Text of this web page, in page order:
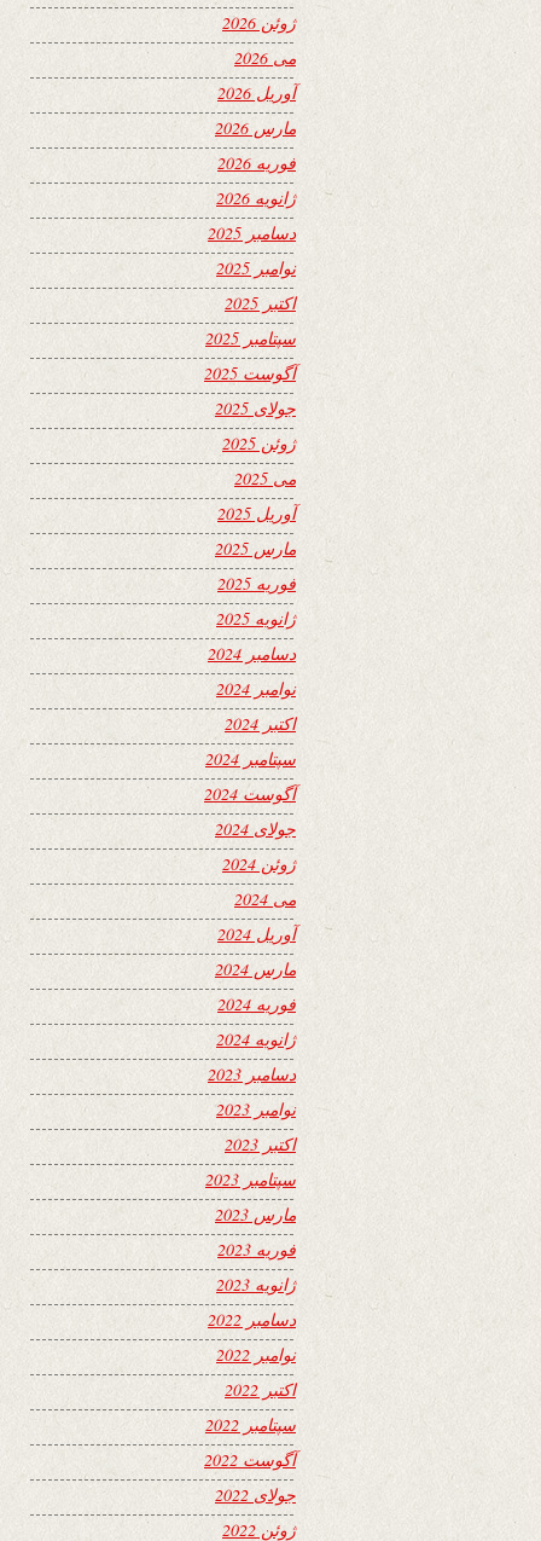
ژوئن 2026
می 2026
آوریل 2026
مارس 2026
فوریه 2026
ژانویه 2026
دسامبر 2025
نوامبر 2025
اکتبر 2025
سپتامبر 2025
آگوست 2025
جولای 2025
ژوئن 2025
می 2025
آوریل 2025
مارس 2025
فوریه 2025
ژانویه 2025
دسامبر 2024
نوامبر 2024
اکتبر 2024
سپتامبر 2024
آگوست 2024
جولای 2024
ژوئن 2024
می 2024
آوریل 2024
مارس 2024
فوریه 2024
ژانویه 2024
دسامبر 2023
نوامبر 2023
اکتبر 2023
سپتامبر 2023
مارس 2023
فوریه 2023
ژانویه 2023
دسامبر 2022
نوامبر 2022
اکتبر 2022
سپتامبر 2022
آگوست 2022
جولای 2022
ژوئن 2022